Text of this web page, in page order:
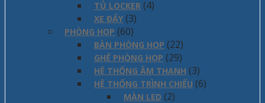
TỦ LOCKER (4)
XE ĐẨY (3)
PHÒNG HỌP (60)
BÀN PHÒNG HỌP (22)
GHẾ PHÒNG HỌP (29)
HỆ THỐNG ÂM THANH (3)
HỆ THỐNG TRÌNH CHIẾU (6)
MÀN LED (2)